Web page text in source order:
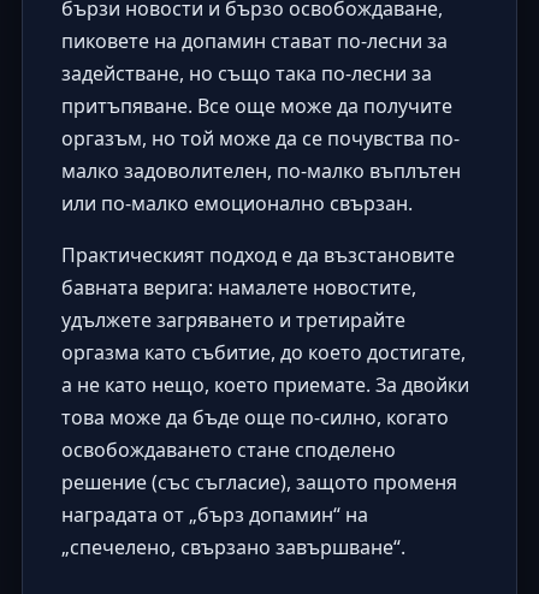
бързи новости и бързо освобождаване,
пиковете на допамин стават по-лесни за
задействане, но също така по-лесни за
притъпяване. Все още може да получите
оргазъм, но той може да се почувства по-
малко задоволителен, по-малко въплътен
или по-малко емоционално свързан.
Практическият подход е да възстановите
бавната верига: намалете новостите,
удължете загряването и третирайте
оргазма като събитие, до което достигате,
а не като нещо, което приемате. За двойки
това може да бъде още по-силно, когато
освобождаването стане споделено
решение (със съгласие), защото променя
наградата от „бърз допамин“ на
„спечелено, свързано завършване“.